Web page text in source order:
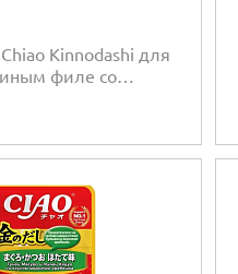
Kinnodashi для
филе со